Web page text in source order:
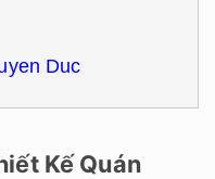
Duc
Kế Quán